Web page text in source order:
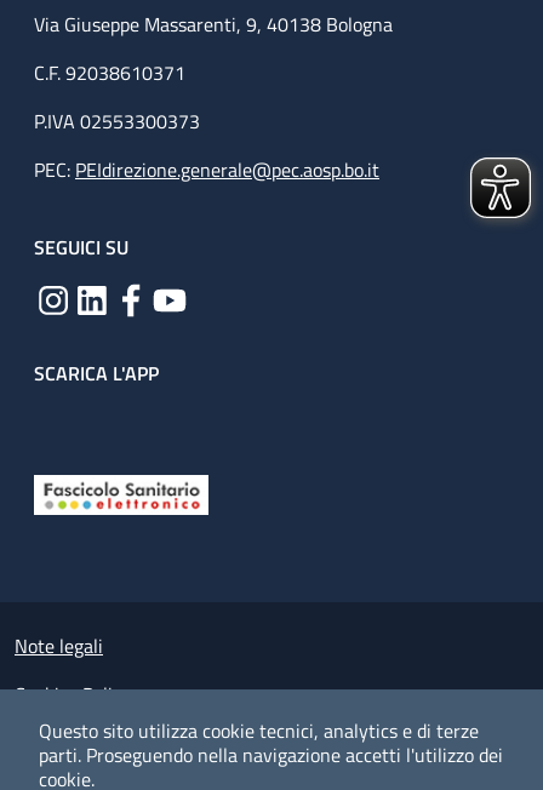
Questo sito utilizza cookie tecnici, analytics e di terze
parti. Proseguendo nella navigazione accetti l'utilizzo dei
cookie.
Via Giuseppe Massarenti, 9, 40138 Bologna
C.F. 92038610371
P.IVA 02553300373
PEC: PEIdirezione.generale@pec.aosp.bo.it
SEGUICI SU
SCARICA L'APP
Small prints
Note legali
Cookies Policy
Policy privacy e protezione del dato personale